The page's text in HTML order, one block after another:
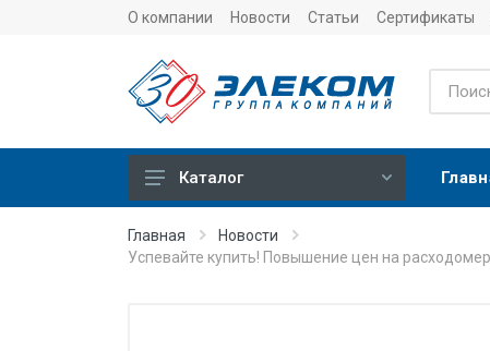
О компании Новости Статьи Сертификаты
Тепловычислители
Каталог
Главная
Новости
Успевайте купить! Повышение цен на